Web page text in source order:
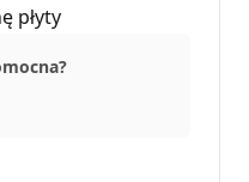
płyty